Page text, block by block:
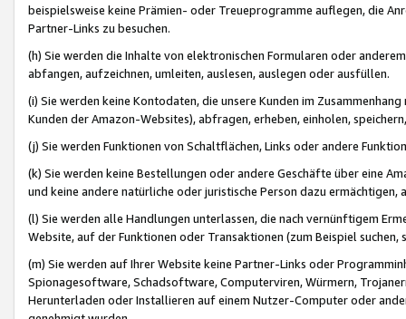
beispielsweise keine Prämien- oder Treueprogramme auflegen, die
Partner-Links zu besuchen.
(h) Sie werden die Inhalte von elektronischen Formularen oder
abfangen, aufzeichnen, umleiten, auslesen, auslegen oder ausfüllen.
(i) Sie werden keine Kontodaten, die unsere Kunden im
Kunden der Amazon-Websites), abfragen, erheben, einholen,
(j) Sie werden Funktionen von Schaltflächen, Links oder andere
(k) Sie werden keine Bestellungen oder andere Geschäfte über eine
und keine andere natürliche oder juristische Person dazu
(l) Sie werden alle Handlungen unterlassen, die nach vernünftigem
Website, auf der Funktionen oder Transaktionen (zum Beispiel
(m) Sie werden auf Ihrer Website keine Partner-Links oder
Spionagesoftware, Schadsoftware, Computerviren, Würmern,
Herunterladen oder Installieren auf einem Nutzer-Computer oder